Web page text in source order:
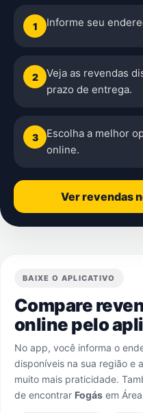
1 Informe seu
2
Veja as revendas
prazo de entrega.
3
Escolha a melhor
online.
Ver revendas
BAIXE O APLICATIVO
Compare
online pelo
No app, você informa o
disponíveis na sua região e
muito mais praticidade.
de encontrar Fogás em